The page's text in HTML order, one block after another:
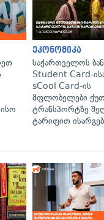
ეკონომიკა
საქართველოს
Student Card-
sCool Card-ის
მფლობელები
ტრანსპორტზე
ტარიფით